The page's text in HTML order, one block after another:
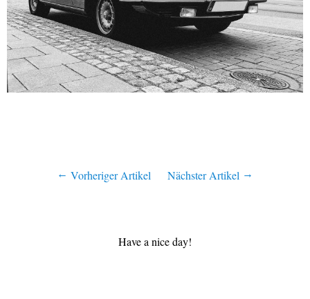
Vorheriger Artikel Nächster Artikel
Have a nice day!